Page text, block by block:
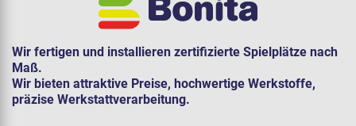
Wir fertigen und installieren zertifizierte Spielplätze nach
Maß.
Wir bieten attraktive Preise, hochwertige Werkstoffe,
präzise Werkstattverarbeitung.